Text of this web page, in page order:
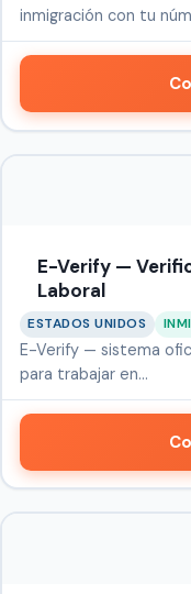
inmigración con tu
E-Verify —
Laboral
ESTADOS UNIDOS
E-Verify — sistema
para trabajar en…